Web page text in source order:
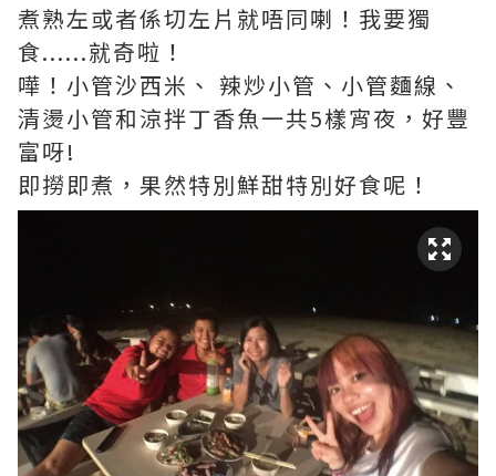
煮熟左或者係切左片就唔同喇！我要獨
食......就奇啦！
嘩！小管沙西米、 辣炒小管、小管麵線、
清燙小管和涼拌丁香魚一共5樣宵夜，好豐
富呀!
即撈即煮，果然特別鮮甜特別好食呢！